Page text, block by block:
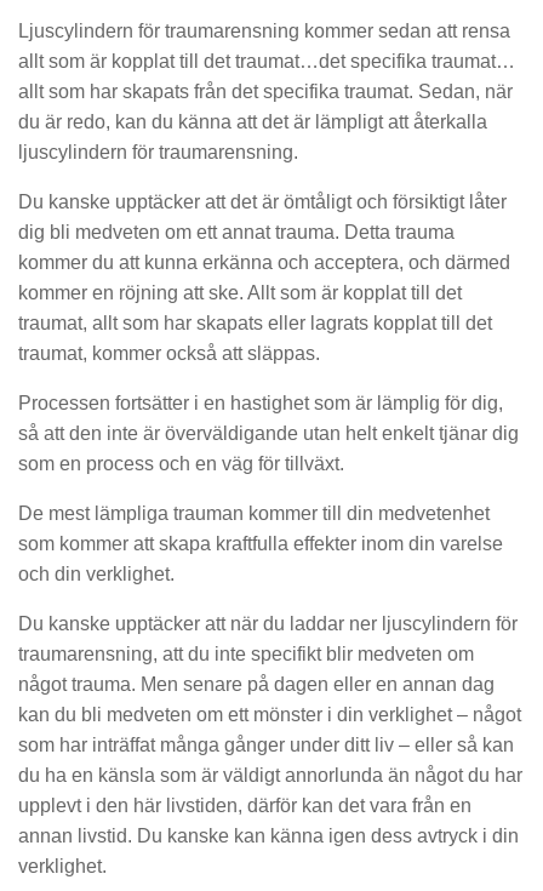
Ljuscylindern för traumarensning kommer sedan att rensa
allt som är kopplat till det traumat…det specifika traumat…
allt som har skapats från det specifika traumat. Sedan, när
du är redo, kan du känna att det är lämpligt att återkalla
ljuscylindern för traumarensning.
Du kanske upptäcker att det är ömtåligt och försiktigt låter
dig bli medveten om ett annat trauma. Detta trauma
kommer du att kunna erkänna och acceptera, och därmed
kommer en röjning att ske. Allt som är kopplat till det
traumat, allt som har skapats eller lagrats kopplat till det
traumat, kommer också att släppas.
Processen fortsätter i en hastighet som är lämplig för dig,
så att den inte är överväldigande utan helt enkelt tjänar dig
som en process och en väg för tillväxt.
De mest lämpliga trauman kommer till din medvetenhet
som kommer att skapa kraftfulla effekter inom din varelse
och din verklighet.
Du kanske upptäcker att när du laddar ner ljuscylindern för
traumarensning, att du inte specifikt blir medveten om
något trauma. Men senare på dagen eller en annan dag
kan du bli medveten om ett mönster i din verklighet – något
som har inträffat många gånger under ditt liv – eller så kan
du ha en känsla som är väldigt annorlunda än något du har
upplevt i den här livstiden, därför kan det vara från en
annan livstid. Du kanske kan känna igen dess avtryck i din
verklighet.